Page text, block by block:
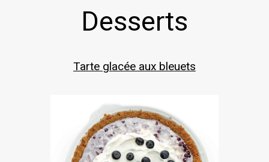
Desserts
Tarte glacée aux bleuets